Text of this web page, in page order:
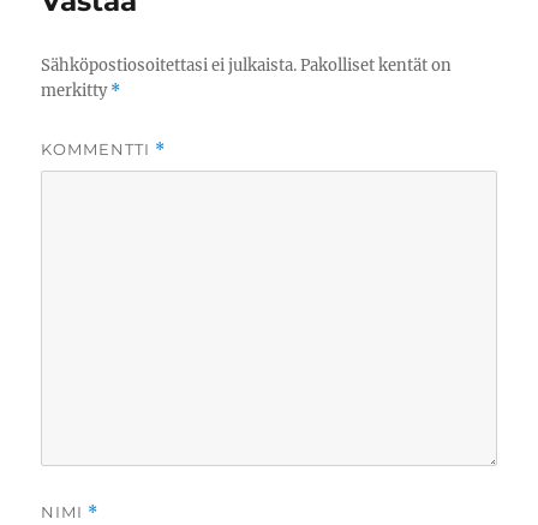
Sähköpostiosoitettasi ei julkaista. Pakolliset kentät on
merkitty*
KOMMENTTI *
NIMI *